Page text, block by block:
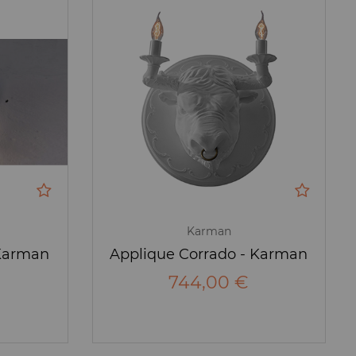
Karman
Applique Corrado - Karman
744,00 €